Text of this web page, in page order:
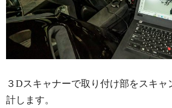
３Dスキャナーで取り付け部をスキ
計します。